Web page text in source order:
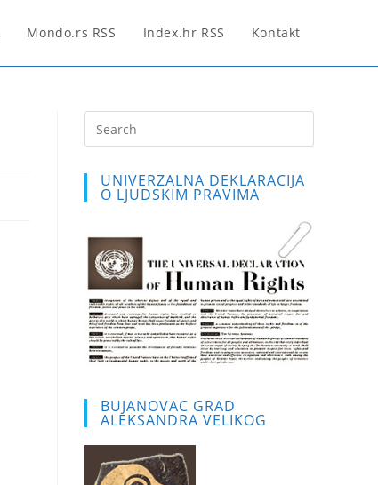
Mondo.rs RSS Index.hr RSS Kontakt
Escape
UNIVERZALNA DEKLARACIJA
O LJUDSKIM PRAVIMA
BUJANOVAC GRAD
ALEKSANDRA VELIKOG